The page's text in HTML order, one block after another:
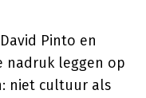
Pinto en
nadruk leggen op
niet cultuur als